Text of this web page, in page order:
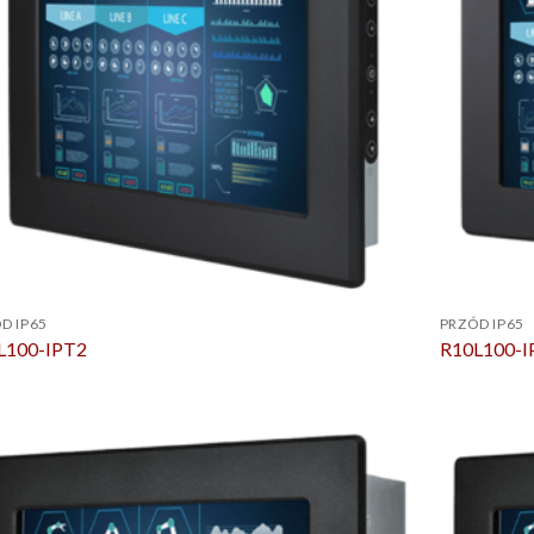
IP65
IPT2
PRZÓD IP65
R10L100-